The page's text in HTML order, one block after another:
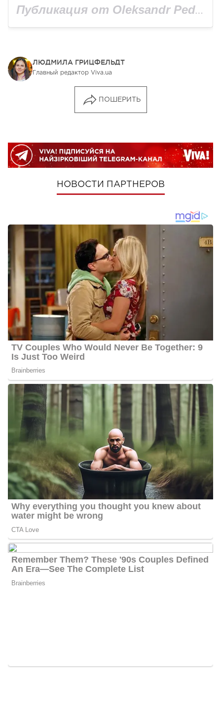
Публикация от Oleksandr Pedan (@pedanos)
ЛЮДМИЛА ГРИЦФЕЛЬДТ
Главный редактор Viva.ua
ПОШЕРИТЬ
НОВОСТИ ПАРТНЕРОВ